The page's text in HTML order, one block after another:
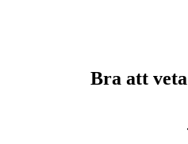
Bra att veta